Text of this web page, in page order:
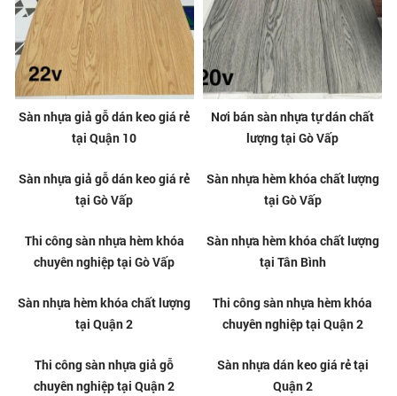
Sàn nhựa giả gỗ dán keo giá rẻ
tại Quận 10
Nơi bán sàn nhựa tự dán chất
lượng tại Gò Vấp
tại Gò Vấp
tại Gò Vấp